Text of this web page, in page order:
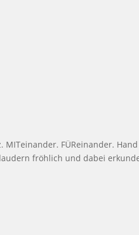
FÜReinander.
fröhlich und dabei